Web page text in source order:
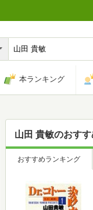
本ランキング
山田 貴敏のおす
おすすめランキング